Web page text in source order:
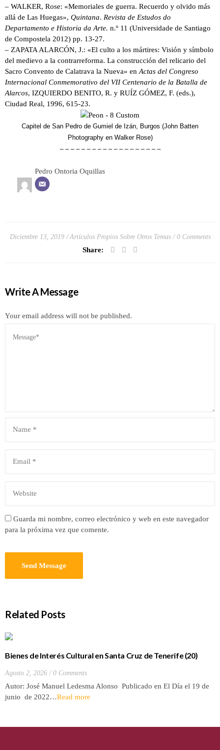
– WALKER, Rose: «Memoriales de guerra. Recuerdo y olvido más
allá de Las Huegas», Quintana. Revista de Estudos do
Departamento e Historia da Arte. n.º 11 (Universidade de Santiago
de Compostela 2012) pp. 13-27.
– ZAPATA ALARCÓN, J.: «El culto a los mártires: Visión y símbolo
del medievo a la contrarreforma. La construcción del relicario del
Sacro Convento de Calatrava la Nueva» en Actas del Congreso
Internacional Conmemorativo del VII Centenario de la Batalla de
Alarcos, IZQUIERDO BENITO, R. y RUÍZ GÓMEZ, F. (eds.),
Ciudad Real, 1996, 615-23.
Capitel de San Pedro de Gumiel de Izán, Burgos (John Batten
Photography en Walker Rose)
– – – – – – – – – – – – – – – – – – –
Pedro Ontoria Oquillas
Diciembre 13, 2019 Artículos Propios Sobre Otros Temas 0 Comments
Share:
Write A Message
Your email address will not be published.
Guarda mi nombre, correo electrónico y web en este navegador
para la próxima vez que comente.
Related Posts
Bienes de Interés Cultural en Santa Cruz de Tenerife (20)
Agosto 2, 2026 0 Comments
Autor: José Manuel Ledesma Alonso Publicado en El Día el 19 de
junio de 2022…Read more